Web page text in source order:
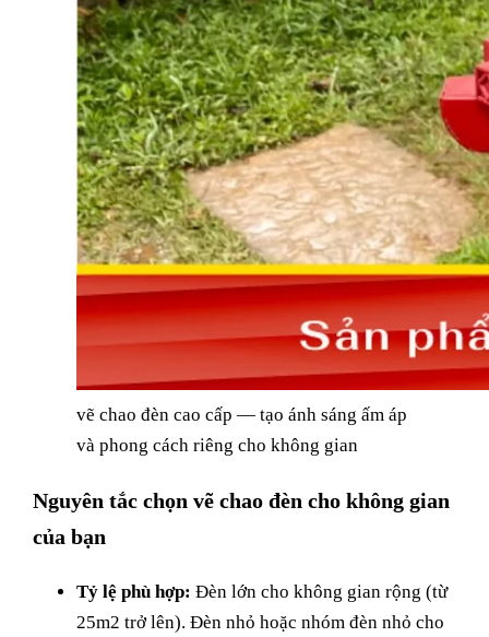
vẽ chao đèn cao cấp — tạo ánh sáng ấm áp
và phong cách riêng cho không gian
Nguyên tắc chọn vẽ chao đèn cho không gian
của bạn
Tỷ lệ phù hợp: Đèn lớn cho không gian rộng (từ
25m2 trở lên). Đèn nhỏ hoặc nhóm đèn nhỏ cho